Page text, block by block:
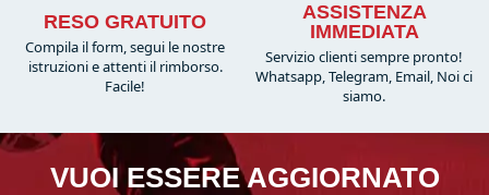
RESO GRATUITO
Compila il form, segui le nostre
istruzioni e attenti il rimborso.
Facile!
ASSISTENZA
IMMEDIATA
Servizio clienti sempre pronto!
Whatsapp, Telegram, Email, Noi ci
siamo.
VUOI ESSERE AGGIORNATO